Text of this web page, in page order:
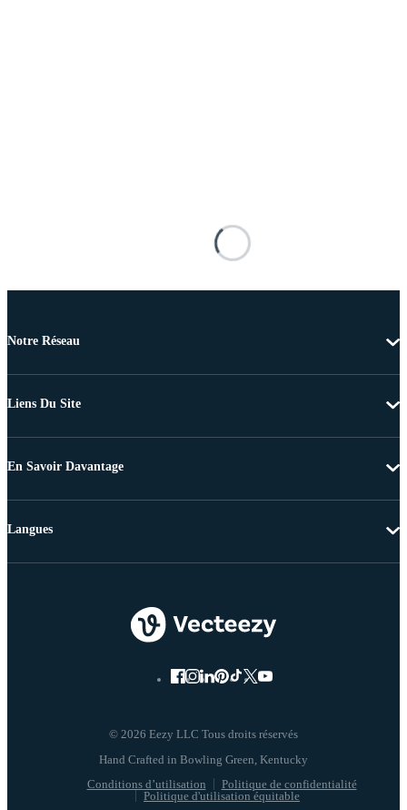
Notre Réseau
Liens Du Site
En Savoir Davantage
© 2026 Eezy LLC Tous droits réservés
Conditions d’utilisation
Politique de confidentialité
Politique d'utilisation équitable
Langues